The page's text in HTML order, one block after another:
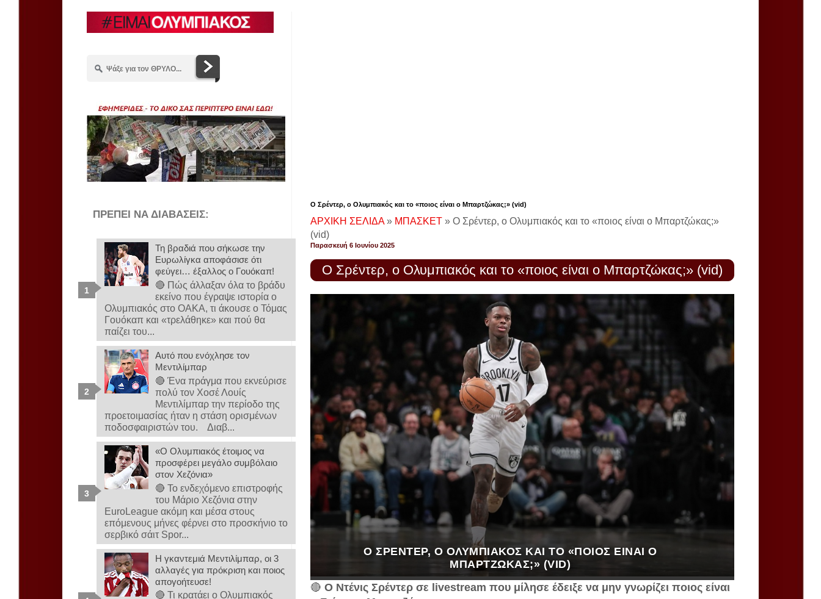
Ο Σρέντερ, ο Ολυμπιακός και το «ποιος είναι ο Μπαρτζώκας;» (vid)
ΑΡΧΙΚΗ ΣΕΛΙΔΑ» ΜΠΑΣΚΕΤ » Ο Σρέντερ, ο Ολυμπιακός και το «ποιος είναι ο Μπαρτζώκας;»
(vid)
Παρασκευή 6 Ιουνίου 2025
Ο Σρέντερ, ο Ολυμπιακός και το «ποιος είναι ο Μπαρτζώκας;» (vid)
Ο ΣΡΈΝΤΕΡ, Ο ΟΛΥΜΠΙΑΚΌΣ ΚΑΙ ΤΟ «ΠΟΙΟΣ ΕΊΝΑΙ Ο
ΜΠΑΡΤΖΏΚΑΣ;» (VID)
🔴 Ο Ντένις Σρέντερ σε livestream που μίλησε έδειξε να μην γνωρίζει ποιος είναι
ΠΡΕΠΕΙ ΝΑ ΔΙΑΒΑΣΕΙΣ:
Τη βραδιά που σήκωσε την
Ευρωλίγκα αποφάσισε ότι
φεύγει… έξαλλος ο Γουόκαπ!
🔴 Πώς άλλαξαν όλα το βράδυ
εκείνο που έγραψε ιστορία ο
Ολυμπιακός στο ΟΑΚΑ, τι άκουσε ο Τόμας
Γουόκαπ και «τρελάθηκε» και πού θα
παίζει του...
Αυτό που ενόχλησε τον
Μεντιλίμπαρ
🔴 Ένα πράγμα που εκνεύρισε
πολύ τον Χοσέ Λουίς
Μεντιλίμπαρ την περίοδο της
προετοιμασίας ήταν η στάση ορισμένων
ποδοσφαιριστών του. Διαβ...
«Ο Ολυμπιακός έτοιμος να
προσφέρει μεγάλο συμβόλαιο
στον Χεζόνια»
🔴 Το ενδεχόμενο επιστροφής
του Μάριο Χεζόνια στην
EuroLeague ακόμη και μέσα στους
επόμενους μήνες φέρνει στο προσκήνιο το
σερβικό σάιτ Spor...
Η γκαντεμιά Μεντιλίμπαρ, οι 3
αλλαγές για πρόκριση και ποιος
απογοήτευσε!
🔴 Τι κρατάει ο Ολυμπιακός